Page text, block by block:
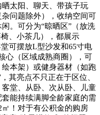
太阳、聊天、带孩子玩
问题除外），收纳空间可
。可分为“晾晒区”（放洗
、小茶几），都展示
可摆放L型沙发和65寸电
心（区域成熟商圈），可
本架）或健身器材（如跑
其亮点不只正在于区位、
堂、从卧、次从卧、儿童
能持续满脚全龄家庭的需
！对于有公积金的购房